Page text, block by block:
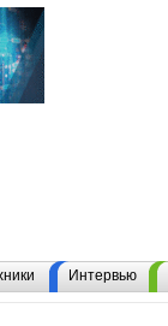
Интервью